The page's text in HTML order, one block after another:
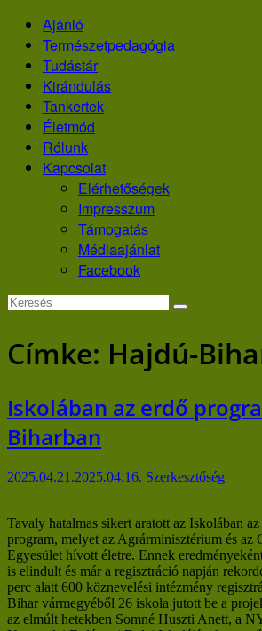
Skip
content
Ajánló
Természetpedagógia
Tudástár
Kirándulás
Tankertek
Életmód
Rólunk
Kapcsolat
Elérhetőségek
Impresszum
Támogatás
Médiaajánlat
Facebook
Címke: Hajdú-
Iskolában az erdő
Biharban
2025.04.21.2025.04.16. Szerkesztőség
Tavaly hatalmas sikert aratott az Iskolában
program, melyet az Agrárminisztérium és az
Egyesület hívott életre. Ennek
is elindult és már a regisztráció napján
perc alatt 600 köznevelési intézmény
Bihar vármegyéből 26 iskola jutott be a
az elmúlt hetekben Somné Huszti Anett, a